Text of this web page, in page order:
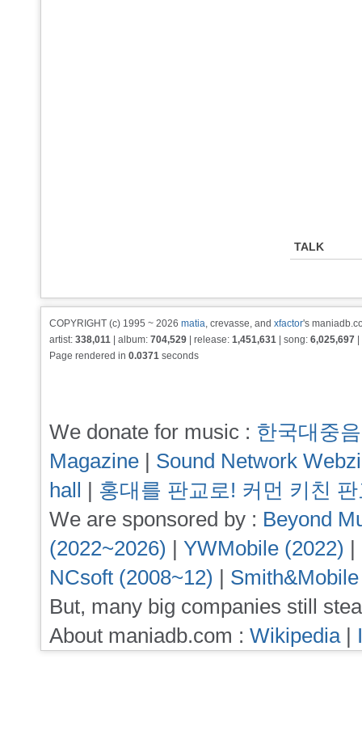
TALK
COPYRIGHT (c) 1995 ~ 2026 matia, crevasse, and xfactor's
artist: 338,011 | album: 704,529 | release: 1,451,631 | song: 6,025,697
Page rendered in 0.0371 seconds
We donate for music : 한국대중
Magazine | Sound Network
hall | 홍대를 판교로! 커먼 키친
We are sponsored by : Beyond
(2022~2026) | YWMobile (2022) |
NCsoft (2008~12) |
But, many big companies still
About maniadb.com : Wikipedia|